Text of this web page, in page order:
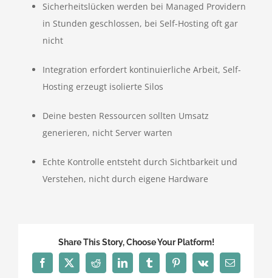
Sicherheitslücken werden bei Managed Providern
in Stunden geschlossen, bei Self-Hosting oft gar
nicht
Integration erfordert kontinuierliche Arbeit, Self-
Hosting erzeugt isolierte Silos
Deine besten Ressourcen sollten Umsatz
generieren, nicht Server warten
Echte Kontrolle entsteht durch Sichtbarkeit und
Verstehen, nicht durch eigene Hardware
Share This Story, Choose Your Platform!
Facebook
X RedditLinkedInTumblrPinterest
Vk
E-